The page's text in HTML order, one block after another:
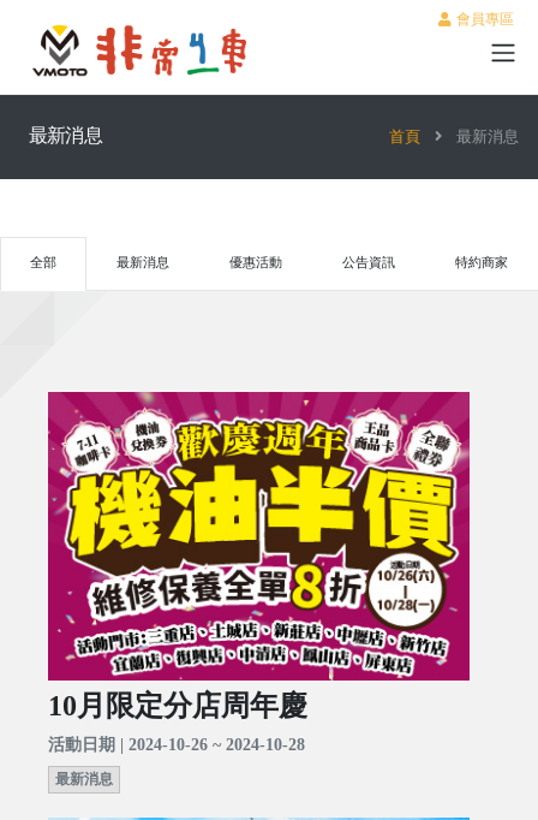
會員專區
最新消息 首頁 最新消息
全部 最新消息 優惠活動 公告資訊 特約商家
10月限定分店周年慶
活動日期 | 2024-10-26 ~ 2024-10-28
最新消息